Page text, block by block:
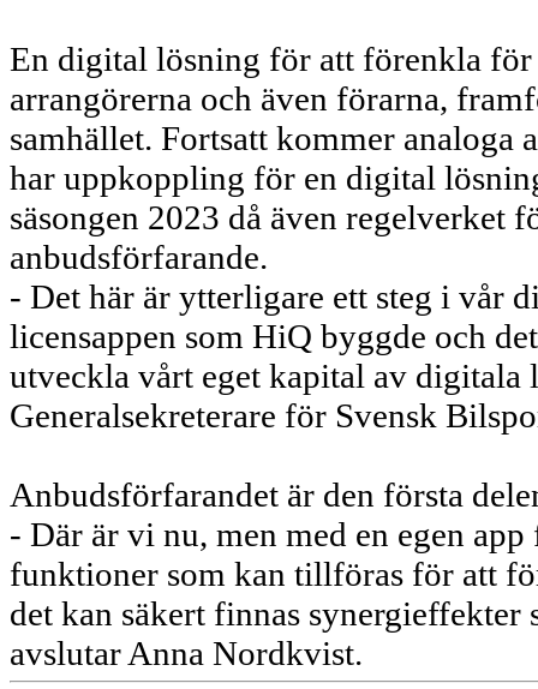
En digital lösning för att förenkla
arrangörerna och även förarna,
samhället. Fortsatt kommer analoga
har uppkoppling för en digital
säsongen 2023 då även regelverket
anbudsförfarande.
- Det här är ytterligare ett steg i vår
licensappen som HiQ byggde och
utveckla vårt eget kapital av digitala
Generalsekreterare för Svensk
Anbudsförfarandet är den första
- Där är vi nu, men med en egen
funktioner som kan tillföras för att
det kan säkert finnas synergieffekter
avslutar Anna Nordkvist.